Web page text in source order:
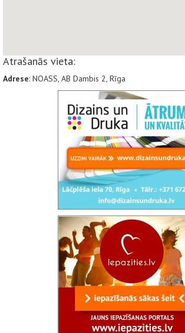
Atrašanās vieta:
Adrese: NOASS, AB Dambis 2, Rīga